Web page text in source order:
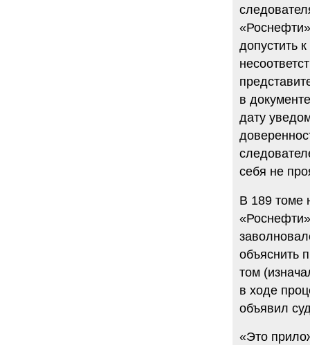
допустить
в
дату
себя не
В 189 томе
объяснить
том
в ходе
объявил
«Это